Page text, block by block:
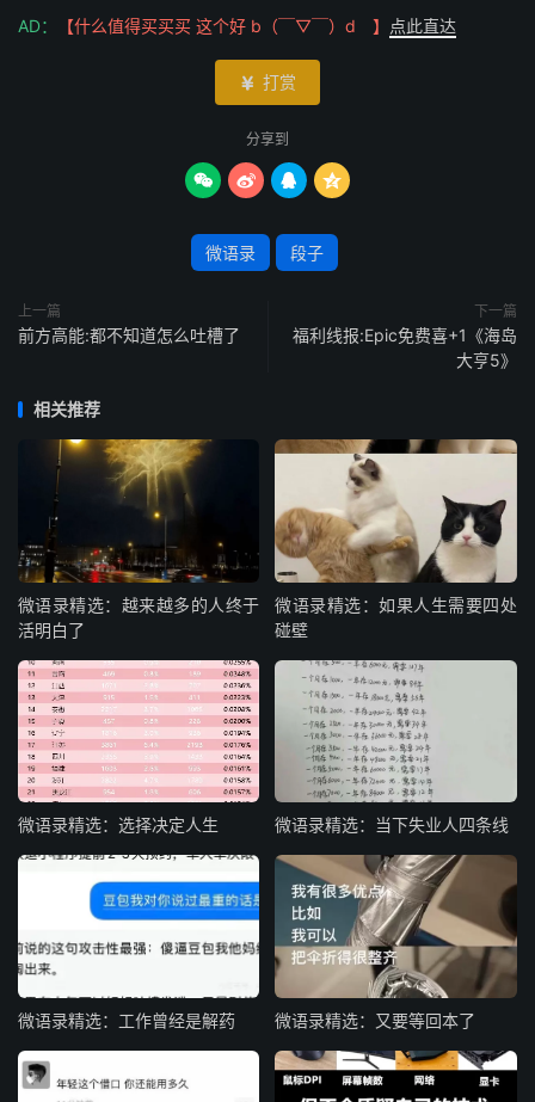
AD： 【什么值得买买买 这个好 b（￣▽￣）d 】 点此直达
 打赏
分享到
   
微语录 段子
上一篇
前方高能:︎都不知道怎么吐槽了
下一篇
福利线报:Epic免费喜+1《海岛
大亨5》
相关推荐
微语录精选：越来越多的人终于
活明白了
微语录精选：如果人生需要四处
碰壁
微语录精选：选择决定人生 微语录精选：当下失业人四条线
微语录精选：工作曾经是解药 微语录精选：又要等回本了